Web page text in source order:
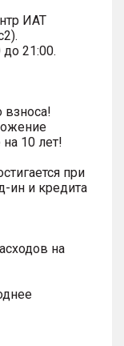
ИАТ
21:00.
взноса!
10 лет!
при
ин и кредита
на